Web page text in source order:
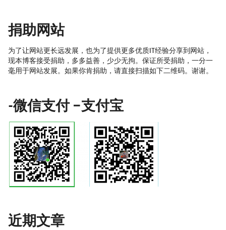
捐助网站
为了让网站更长远发展，也为了提供更多优质IT经验分享到网站，
现本博客接受捐助，多多益善，少少无拘。保证所受捐助，一分一
毫用于网站发展。如果你肯捐助，请直接扫描如下二维码。谢谢。
-微信支付 –支付宝
近期文章